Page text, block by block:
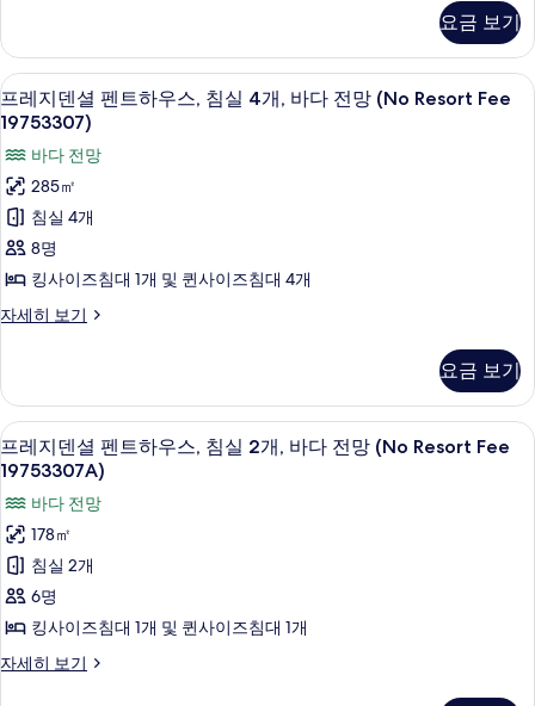
사
이
즈
대
1
개
(No
Resort
Fee
진
모
두
보
기
스
튜
디
오,
사
이
즈
침
대
개
(No
Resort
자
히
보
기
요금 보기
프
레
지
덴
셜
펜
트
하
침
실
4
개,
바
다
전
망
(No
Resort
45
프레지덴셜 펜트하우스, 침실 4개, 바다 전망 (No Resort Fee
19753307)
바다 전망
285㎡
침실 4개
8명
킹사이즈침대 1개 및 퀸사이즈침대 4개
자세히 보기
프
셜
펜
트
하
스,
침
실
4
개,
다
전
망
요금 보기
프
레
지
덴
셜
펜
트
하
28
프레지덴셜 펜트하우스, 침실 2개, 바다 전망 (No Resort Fee
19753307A)
바다 전망
178㎡
침실 2개
6명
킹사이즈침대 1개 및 퀸사이즈침대 1개
자세히 보기
프